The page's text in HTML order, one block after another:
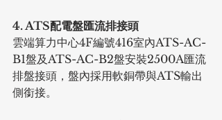
4. ATS配電盤匯流排接頭
雲端算力中心4F編號416室內ATS-AC-
B1盤及ATS-AC-B2盤安裝2500A匯流
排盤接頭，盤內採用軟銅帶與ATS輸出
側銜接。